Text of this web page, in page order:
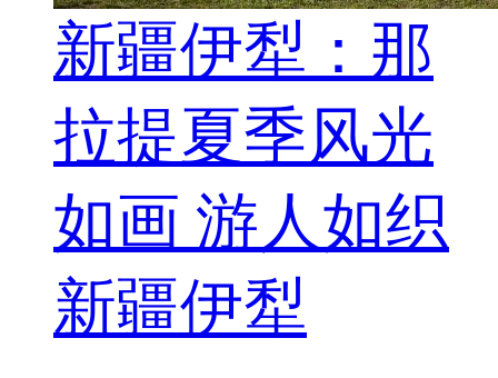
新疆伊犁：那
拉提夏季风光
如画 游人如织
新疆伊犁